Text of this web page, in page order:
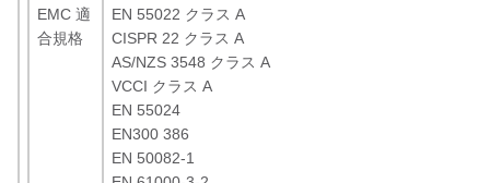
EMC 適
合規格
EN 55022 クラス A
CISPR 22 クラス A
AS/NZS 3548 クラス A
VCCI クラス A
EN 55024
EN300 386
EN 50082-1